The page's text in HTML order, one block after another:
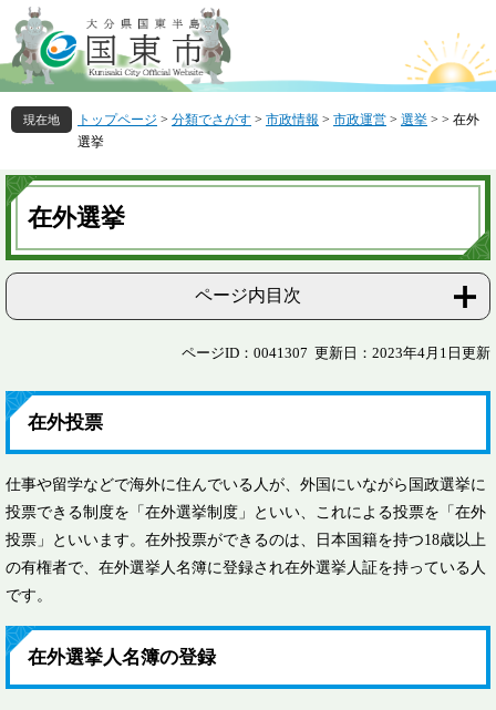
ー
ジ
の
先
頭
す
。
ニ
ュ
ー
を
飛
し
て
トップページ > 分類でさがす > 市政情報 > 市政運営 > 選挙 > > 在外
選挙
本
文
在外選挙
ページ内目次
ページID：0041307 更新日：2023年4月1日更新
在外投票
仕事や留学などで海外に住んでいる人が、外国にいながら国政選挙に
投票できる制度を「在外選挙制度」といい、これによる投票を「在外
投票」といいます。在外投票ができるのは、日本国籍を持つ18歳以上
の有権者で、在外選挙人名簿に登録され在外選挙人証を持っている人
です。
在外選挙人名簿の登録